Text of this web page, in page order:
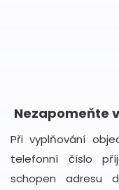
Nezapomeňte
Při vyplňování
telefonní číslo
schopen adresu